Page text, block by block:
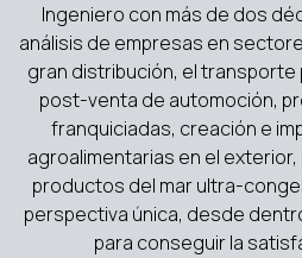
Ingeniero con más de dos
análisis de empresas en
gran distribución, el
post-venta de automoción,
franquiciadas, creación e
agroalimentarias en el
productos del mar ultra-
perspectiva única, desde
para conseguir la